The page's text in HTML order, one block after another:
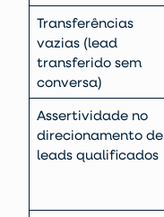
Transferências
vazias (lead
transferido sem
conversa)
Assertividade no
direcionamento de
leads qualificados